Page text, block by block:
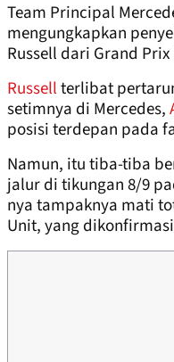
Team Principal
mengungkapkan
Russell dari Grand
Russellterlibat
setimnya di Mercedes,
posisi terdepan pada
Namun, itu tiba-tiba
jalur di tikungan 8/9
nya tampaknya mati
Unit, yang